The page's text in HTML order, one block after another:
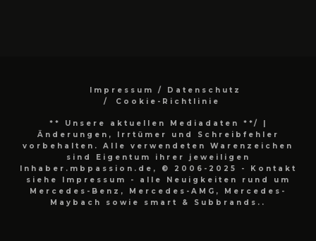
Impressum / Datenschutz
Cookie-Richtlinie
** Unsere aktuellen Mediadaten **/
Änderungen, Irrtümer und Schreibfehler
vorbehalten. Alle verwendeten Warenzeichen
sind Eigentum ihrer jeweiligen
Inhaber.mbpassion.de, © 2006-2025 - Kontakt
siehe Impressum - alle Neuigkeiten rund um
Mercedes-Benz, Mercedes-AMG, Mercedes-
Maybach sowie smart & Subbrands..